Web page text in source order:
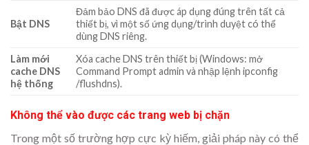
Bật DNS
Đảm bảo DNS đã được áp dụng đúng trên tất cả
thiết bị, vì một số ứng dụng/trình duyệt có thể
dùng DNS riêng.
Làm mới
cache DNS
hệ thống
Xóa cache DNS trên thiết bị (Windows: mở
Command Prompt admin và nhập lệnh ipconfig
/flushdns).
Không thể vào được các trang web bị chặn
Trong một số trường hợp cực kỳ hiếm, giải pháp này có thể